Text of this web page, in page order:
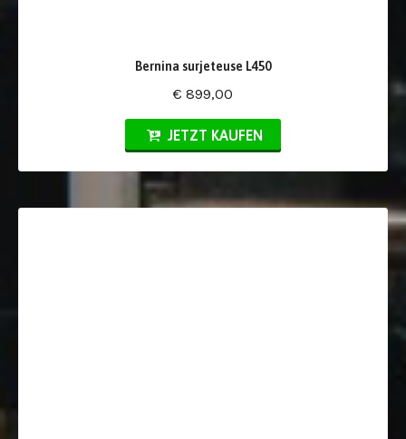
Bernina surjeteuse L450
€ 899,00
JETZT KAUFEN